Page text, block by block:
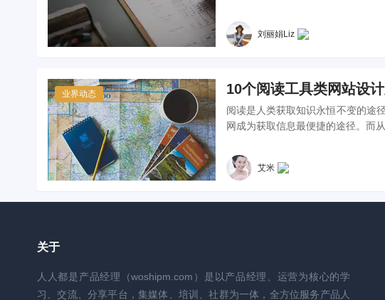
刘丽娟Liz
业界动态 10个阅读工具类网站设
阅读是人类获取知识永恒不变的途
网成为获取信息最便捷的途径。而
艾米
关于
人人都是产品经理（woshipm.com）是以产品经理、运营为核心的学
习、交流、分享平台，集媒体、培训、社群为一体，全方位服务产品人